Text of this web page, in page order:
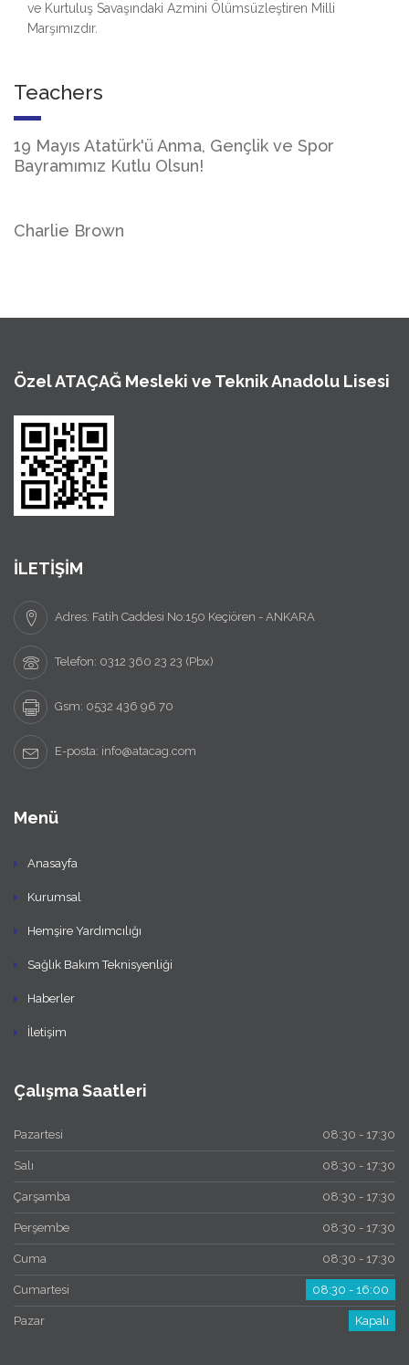
ve Kurtuluş Savaşındaki Azmini Ölümsüzleştiren Milli
Marşımızdır.
Teachers
19 Mayıs Atatürk'ü Anma, Gençlik ve Spor
Bayramımız Kutlu Olsun!
Charlie Brown
Özel ATAÇAĞ Mesleki ve Teknik Anadolu Lisesi
İLETİŞİM
Adres: Fatih Caddesi No:150 Keçiören - ANKARA
Telefon: 0312 360 23 23 (Pbx)
Gsm: 0532 436 96 70
E-posta: info@atacag.com
Menü
Anasayfa
Kurumsal
Hemşire Yardımcılığı
Sağlık Bakım Teknisyenliği
Haberler
İletişim
Çalışma Saatleri
Pazartesi 08:30 - 17:30
Salı 08:30 - 17:30
Çarşamba 08:30 - 17:30
Perşembe 08:30 - 17:30
Cuma 08:30 - 17:30
Cumartesi 08:30 - 16:00
Pazar Kapalı